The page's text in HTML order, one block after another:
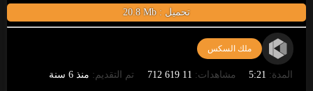
20.8 Mb : تحميل
ملك السكس
المدة: 5:21 مشاهدات: 11 619 712 تم التقديم: منذ 6 سنة